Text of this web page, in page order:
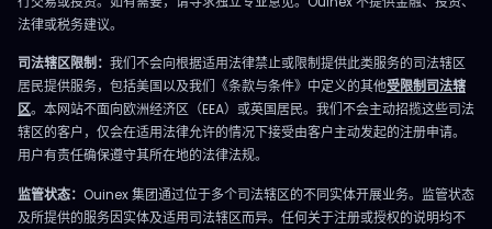
法律或税务建议。
司法辖区限制： 我们不会向根据适用法律禁止或限制提供此类服务的司法辖区
居民提供服务，包括美国以及我们《条款与条件》中定义的其他受限制司法辖
区。本网站不面向欧洲经济区（EEA）或英国居民。我们不会主动招揽这些司法
辖区的客户，仅会在适用法律允许的情况下接受由客户主动发起的注册申请。
用户有责任确保遵守其所在地的法律法规。
监管状态： Ouinex 集团通过位于多个司法辖区的不同实体开展业务。监管状态
及所提供的服务因实体及适用司法辖区而异。任何关于注册或授权的说明均不